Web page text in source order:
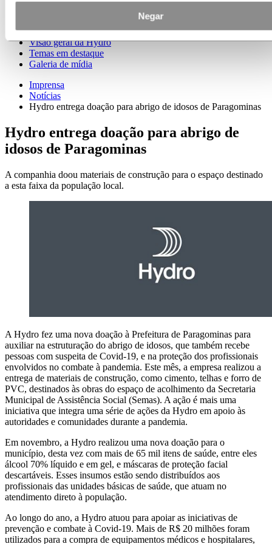
Negar
Assinatura de notícias
Visão geral da Hydro
Temas em destaque
Galeria de mídia
Imprensa
Notícias
Hydro entrega doação para abrigo de idosos de Paragominas
Hydro entrega doação para abrigo de
idosos de Paragominas
A companhia doou materiais de construção para o espaço destinado
a esta faixa da população local.
A Hydro fez uma nova doação à Prefeitura de Paragominas para
auxiliar na estruturação do abrigo de idosos, que também recebe
pessoas com suspeita de Covid-19, e na proteção dos profissionais
envolvidos no combate à pandemia. Este mês, a empresa realizou a
entrega de materiais de construção, como cimento, telhas e forro de
PVC, destinados às obras do espaço de acolhimento da Secretaria
Municipal de Assistência Social (Semas). A ação é mais uma
iniciativa que integra uma série de ações da Hydro em apoio às
autoridades e comunidades durante a pandemia.
Em novembro, a Hydro realizou uma nova doação para o
município, desta vez com mais de 65 mil itens de saúde, entre eles
álcool 70% líquido e em gel, e máscaras de proteção facial
descartáveis. Esses insumos estão sendo distribuídos aos
profissionais das unidades básicas de saúde, que atuam no
atendimento direto à população.
Ao longo do ano, a Hydro atuou para apoiar as iniciativas de
prevenção e combate à Covid-19. Mais de R$ 20 milhões foram
utilizados para a compra de equipamentos médicos e hospitalares,